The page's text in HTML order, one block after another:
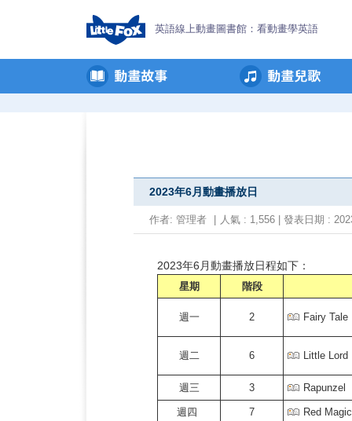
英語線上動畫圖書館：看動畫學英語
2023年6月動畫播放日
作者: 管理者 人氣 : 1,556 | 發表日期 :
2023年6月動畫播放日程如下：
星期 階段
週一 2 Fairy Tale
週二 6 Little Lord
週三 3 Rapunzel
週四 7 Red